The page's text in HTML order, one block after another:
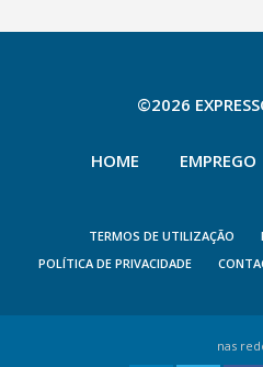
©2026
HOME EMPREGO
TERMOS DE UTILIZAÇÃO
POLÍTICA DE PRIVACIDADE
nas